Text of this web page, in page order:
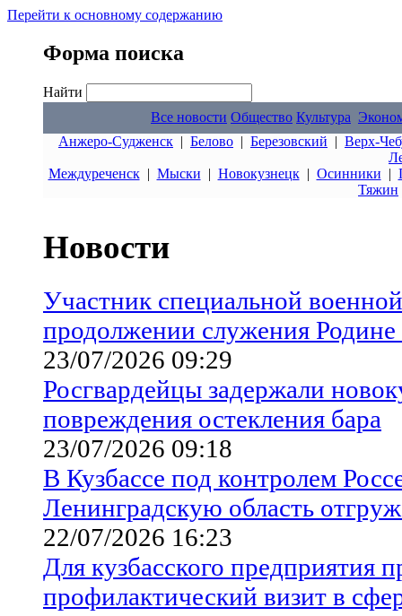
Перейти к основному содержанию
Форма поиска
Найти
Все новости Общество Культура
Анжеро-Судженск | Белово | Березовский | Верх-
Междуреченск| Мыски | Новокузнецк| Осинники |
Тяжин
Новости
Участник специальной
продолжении служения Родине
23/07/2026 09:29
Росгвардейцы задержали
повреждения остекления бара
23/07/2026 09:18
В Кузбассе под контролем
Ленинградскую область
22/07/2026 16:23
Для кузбасского предприятия
профилактический визит в